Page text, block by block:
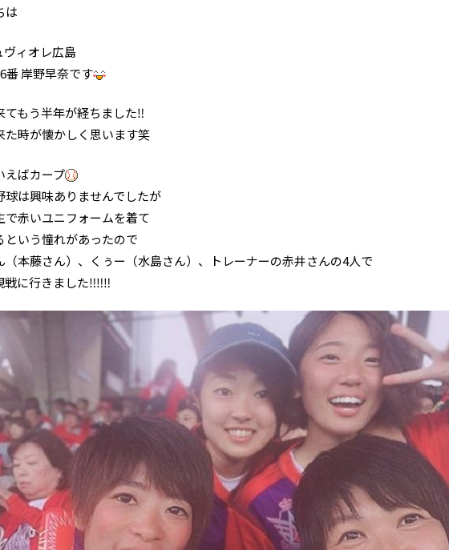
は
ヴィオレ広島
番 岸野早奈です
てもう半年が経ちました‼︎
た時が懐かしく思います笑
えばカープ
球は興味ありませんでしたが
で赤いユニフォームを着て
という憧れがあったので
（本藤さん）、くぅー（水島さん）、トレーナーの赤井さんの4人で
戦に行きました‼︎‼︎‼︎